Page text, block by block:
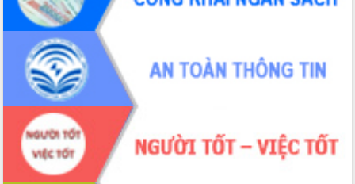
Quyết liệt cải cách hành chính, khơi
thông nguồn lực phát triển
Nâng cao hiệu lực, hiệu quả HĐND
tỉnh thông qua hiện đại hóa hành chính
Xã Ea Phê gắn cải cách hành chính với
chuyển đổi số
Phó Chủ tịch Thường trực UBND tỉnh
Hồ Thị Nguyên Thảo làm việc tại Trung
tâm Phục vụ hành chính công xã Ea